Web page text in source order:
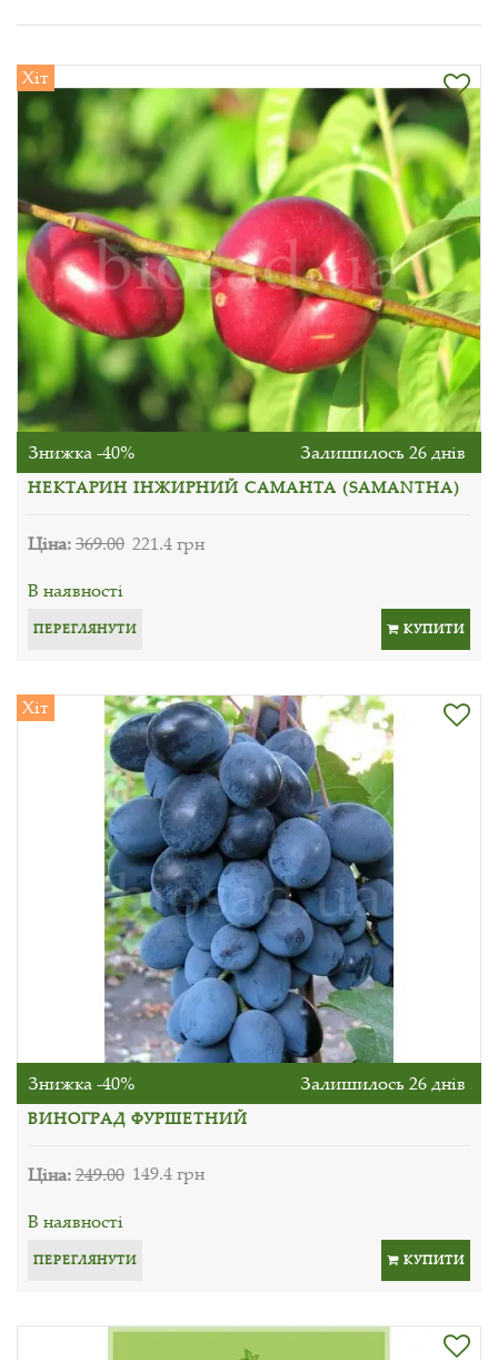
Хіт
Знижка -40% Залишилось 26 днів
НЕКТАРИН ІНЖИРНИЙ САМАНТА (SAMANTHA)
Ціна:369.00 221.4 грн
В наявності
ПЕРЕГЛЯНУТИ КУПИТИ
Хіт
Знижка -40% Залишилось 26 днів
ВИНОГРАД ФУРШЕТНИЙ
Ціна:249.00 149.4 грн
В наявності
ПЕРЕГЛЯНУТИ КУПИТИ